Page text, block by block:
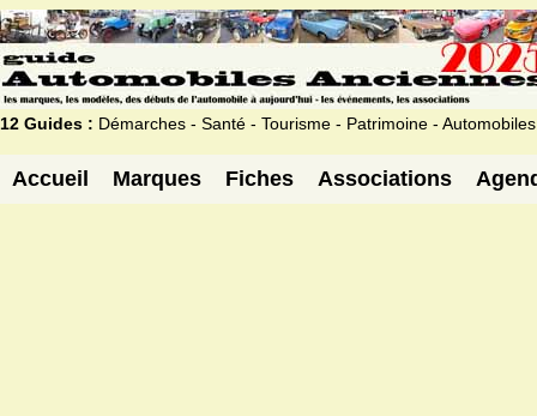
12 Guides : Démarches - Santé - Tourisme - Patrimoine - Automobiles
Accueil Marques Fiches Associations